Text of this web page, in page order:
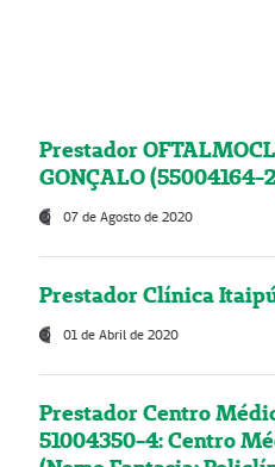
Prestador
GONÇALO (55004164-
07 de Agosto de 2020
Prestador Clínica
01 de Abril de 2020
Prestador Centro
51004350-4: Centro